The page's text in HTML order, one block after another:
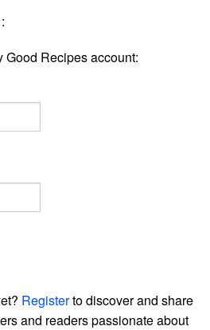
Good Recipes account:
Registerto discover and share
and readers passionate about